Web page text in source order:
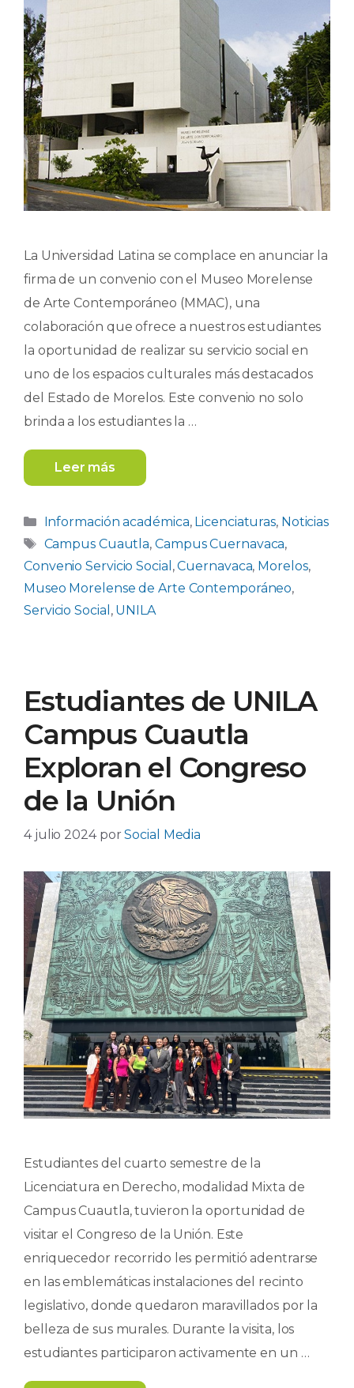
La Universidad Latina se complace en anunciar la
firma de un convenio con el Museo Morelense
de Arte Contemporáneo (MMAC), una
colaboración que ofrece a nuestros estudiantes
la oportunidad de realizar su servicio social en
uno de los espacios culturales más destacados
del Estado de Morelos. Este convenio no solo
brinda a los estudiantes la …
Leer más
Categorías
Información académica, Licenciaturas, Noticias
Etiquetas
Campus Cuautla,Campus Cuernavaca,
Convenio Servicio Social ,Cuernavaca, Morelos,
Museo Morelense de Arte Contemporáneo,
Servicio Social , UNILA
Estudiantes de UNILA
Campus Cuautla
Exploran el Congreso
de la Unión
4 julio 2024 porSocial Media
Estudiantes del cuarto semestre de la
Licenciatura en Derecho, modalidad Mixta de
Campus Cuautla, tuvieron la oportunidad de
visitar el Congreso de la Unión. Este
enriquecedor recorrido les permitió adentrarse
en las emblemáticas instalaciones del recinto
legislativo, donde quedaron maravillados por la
belleza de sus murales. Durante la visita, los
estudiantes participaron activamente en un …